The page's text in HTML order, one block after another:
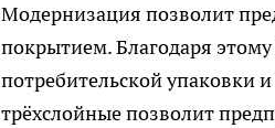
Модернизация позволит
покрытием. Благодаря
потребительской упаковки
трёхслойные позволит